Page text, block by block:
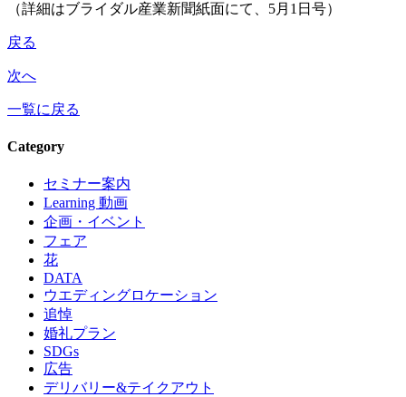
（詳細はブライダル産業新聞紙面にて、5月1日号）
戻る
次へ
一覧に戻る
Category
セミナー案内
Learning 動画
企画・イベント
フェア
花
DATA
ウエディングロケーション
追悼
婚礼プラン
SDGs
広告
デリバリー&テイクアウト